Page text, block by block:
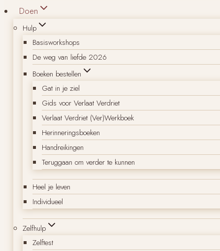
Doen
Hulp
Basisworkshops
De weg van liefde 2026
Boeken bestellen
Gat in je ziel
Gids voor Verlaat Verdriet
Verlaat Verdriet (Ver)Werkboek
Herinneringsboeken
Handreikingen
Teruggaan om verder te kunnen
Heel je leven
Individueel
Zelfhulp
Zelftest